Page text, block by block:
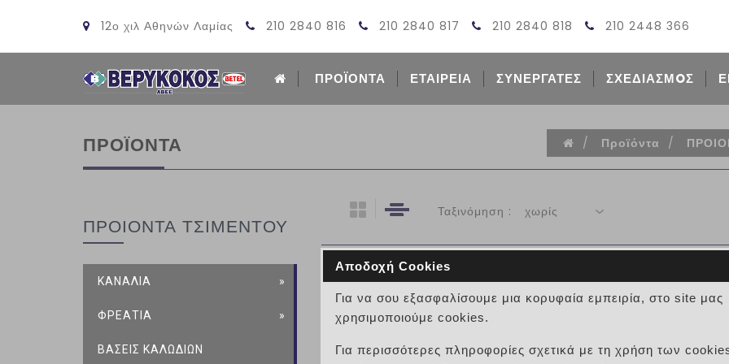
12ο χιλ Αθηνών Λαμίας 210 2840 816 210 2840 817 210 2840 818 210 2448 366
ΠΡΟΪΟΝΤΑ ΕΤΑΙΡΕΙΑ ΣΥΝΕΡΓΑΤΕΣ ΣΧΕΔΙΑΣΜOΣ
ΠΡΟΪΟΝΤΑ / Προϊόντα /
ΠΡΟΙΟΝΤΑ ΤΣΙΜΕΝΤΟΥ
ΚΑΝΑΛΙΑ
ΦΡΕΑΤΙΑ
ΒΑΣΕΙΣ ΚΑΛΩΔΙΩΝ
Ταξινόμηση : χωρίς
ΚΑΝΑΛΙ ΟΣΕ ΔΙΠΛΟ
ΚΑΝΑΛΙ ΟΣΕ ΔΙΠΛΟ
Αποδοχή Cookies
Για να σου εξασφαλίσουμε μια κορυφαία εμπειρία, στο site μας
χρησιμοποιούμε cookies.
Για περισσότερες πληροφορίες σχετικά με τη χρήση των